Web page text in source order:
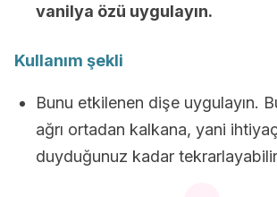
vanilya özü uygulayın.
Kullanım şekli
Bunu etkilenen dişe uygulayın.
ağrı ortadan kalkana, yani
duyduğunuz kadar